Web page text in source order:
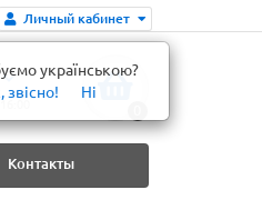
Личный кабинет
Контакты
українською?
звісно!
Ні